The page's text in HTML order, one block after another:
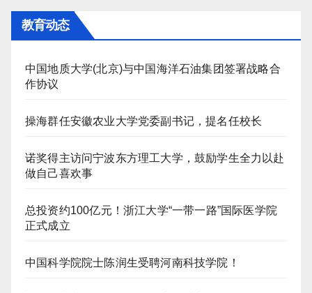
教育动态
中国地质大学(北京)与中国海洋石油集团签署战略合
作协议
操海群任安徽农业大学党委副书记，提名任校长
诺奖得主访问宁波东方理工大学，鼓励学生全力以赴
做自己喜欢事
总投资约100亿元！浙江大学“一带一路”国际医学院
正式成立
中国科学院院士陈润生受聘河南科技学院！